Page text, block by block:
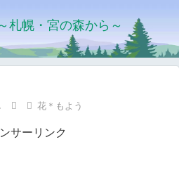
幌・宮の森から～
花＊もよう
サーリンク